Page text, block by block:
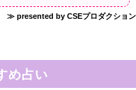
≫ presented by CSEプロダクション
め占い